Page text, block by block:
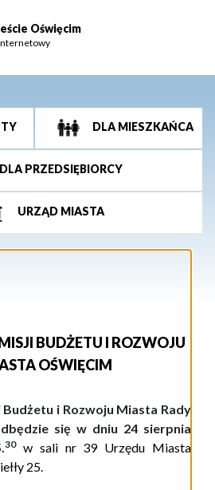
Oświęcim
DLA MIESZKAŃCA
DLA PRZEDSIĘBIORCY
URZĄD MIASTA
BUDŻETU I ROZWOJU
OŚWIĘCIM
i Rozwoju Miasta Rady
się w dniu 24 sierpnia
30 w sali nr 39 Urzędu Miasta
25.